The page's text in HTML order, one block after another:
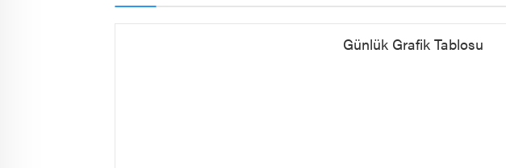
Günlük Grafik Tablosu